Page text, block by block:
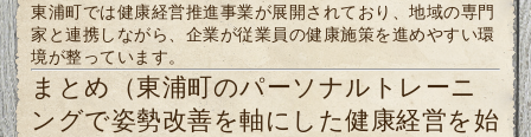
東浦町では健康経営推進事業が展開されており、地域の専門
家と連携しながら、企業が従業員の健康施策を進めやすい環
境が整っています。
まとめ（東浦町のパーソナルトレーニ
ングで姿勢改善を軸にした健康経営を始